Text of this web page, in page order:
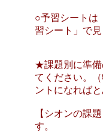
○予習シート
習シート」で見
★課題別に準備
てください。
ントになればと
【シオンの課
す。